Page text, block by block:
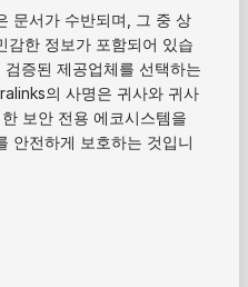
문서가 수반되며, 그 중 상
감한 정보가 포함되어 있습
증된 제공업체를 선택하는
의 사명은 귀사와 귀사
보안 전용 에코시스템을
안전하게 보호하는 것입니